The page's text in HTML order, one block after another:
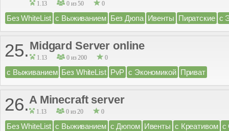
1.13 0 из 50 0
Без WhiteList с Выживанием Без Дюпа Ивенты Пиратские с
25. Midgard Server online
1.13 0 из 200 0
с Выживанием Без WhiteList PvP с Экономикой Приват
26.A Minecraft server
1.13 0 из 20 0
Без WhiteList с Выживанием с Дюпом Ивенты с Креативом с